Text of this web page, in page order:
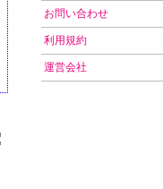
お問い合わせ
利用規約
運営会社